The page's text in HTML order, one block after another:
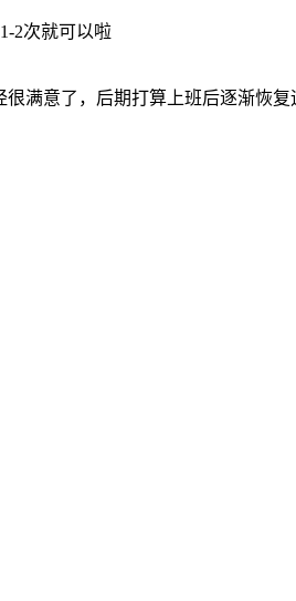
2次就可以啦
满意了，后期打算上班后逐渐恢复